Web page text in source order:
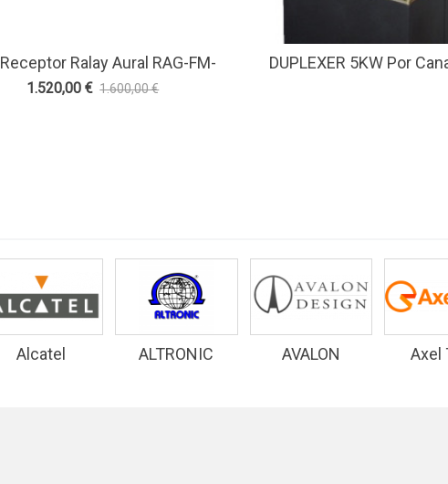
Ver Más
Receptor Ralay Aural RAG-FM-
SUONO TELECOM
1.520,00 € 1.600,00 €
Ver Más
DUPLEXER 5KW Por
Alcatel
ALTRONIC
AVALON
Axel